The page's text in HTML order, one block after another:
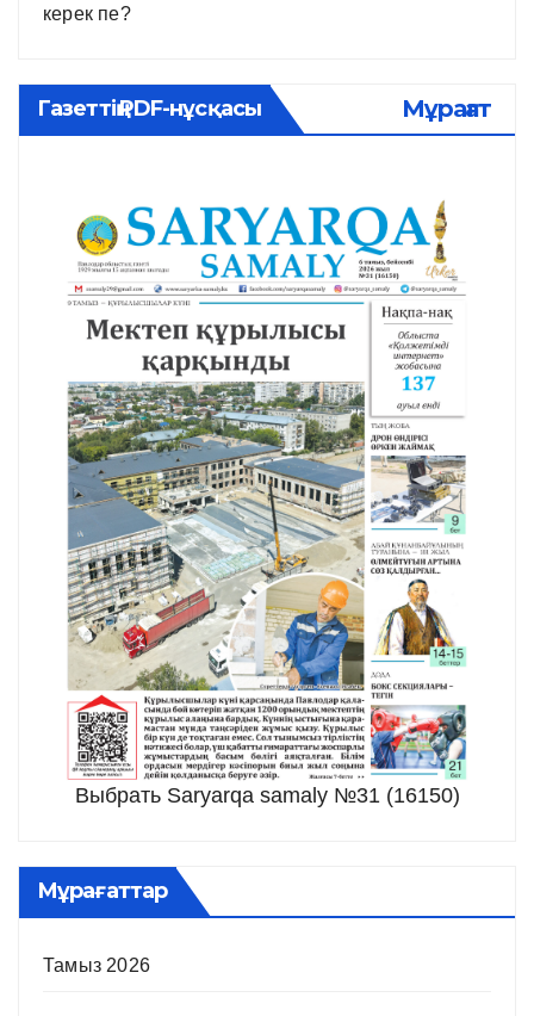
керек пе?
Газеттің PDF-нұсқасы Мұрағат
Выбрать Saryarqa samaly №31 (16150)
Мұрағаттар
Тамыз 2026